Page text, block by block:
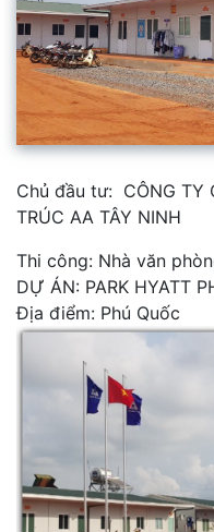
Chủ đầu tư: CÔNG TY
TRÚC AA TÂY NINH
Thi công: Nhà văn
DỰ ÁN: PARK HYATT
Địa điểm: Phú Quốc